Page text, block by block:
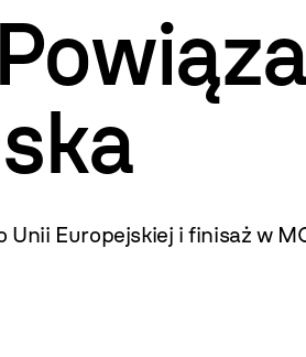
Unii Europejskiej i finisaż w